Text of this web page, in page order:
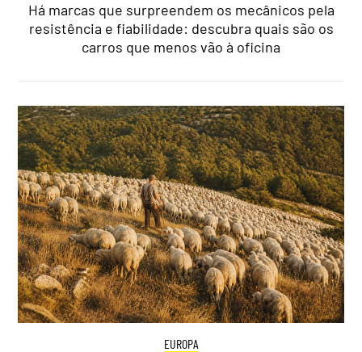
Há marcas que surpreendem os mecânicos pela
resistência e fiabilidade: descubra quais são os
carros que menos vão à oficina
EUROPA